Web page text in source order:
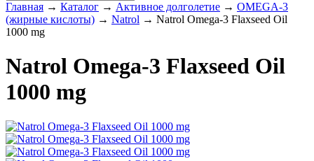
Главная → Каталог → Активное долголетие → OMEGA-3
(жирные кислоты) → Natrol → Natrol Omega-3 Flaxseed Oil
1000 mg
Natrol Omega-3 Flaxseed Oil
1000 mg